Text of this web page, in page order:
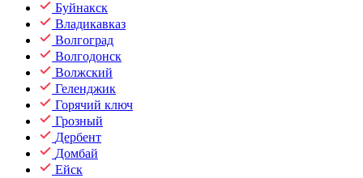
Буйнакск
Владикавказ
Волгоград
Волгодонск
Волжский
Геленджик
Горячий ключ
Грозный
Дербент
Домбай
Ейск